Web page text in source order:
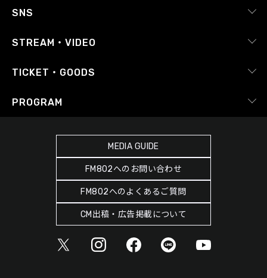
番組審議会
Japan FM League
SDGsへの取り組み
緊急地震速報の対応
災害情報共有パートナーシップ
人権尊重・コンプライアンスに関する調査の結果について
ピックアップ
SNS
RADIPASS
Instagram
STREAM・VIDEO
radiko.jp
TICKET・GOODS
RADIPASS TICKET
PROGRAM
ヘビーローテーション
MEDIA GUIDE
FM802へのお問い合わせ
FM802へのよくあるご質問
CM出稿・広告掲載について